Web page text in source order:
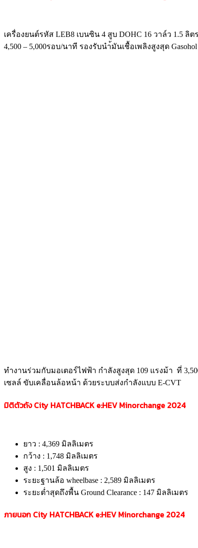
เครื่องยนต์รหัส LEB8 เบนซิน 4 สูบ DOHC 16 วาล์ว 1.5 ลิ
4,500 – 5,000รอบ/นาที รองรับนำ้มันเชื้อเพลิงสูงสุด Gasohol
ทำงานร่วมกับมอเตอร์ไฟฟ้า กำลังสูงสุด 109 แรงม้า ที่
เซลล์ ขับเคลื่อนล้อหน้า ด้วยระบบส่งกำลังแบบ E-CVT
มิติตัวถัง City HATCHBACK e:HEV Minorchange 2024
ยาว : 4,369 มิลลิเมตร
กว้าง : 1,748 มิลลิเมตร
สูง : 1,501 มิลลิเมตร
ระยะฐานล้อ wheelbase : 2,589 มิลลิเมตร
ระยะต่ำสุดถึงพื้น Ground Clearance : 147 มิลลิเมตร
ภายนอก City HATCHBACK e:HEV Minorchange 2024